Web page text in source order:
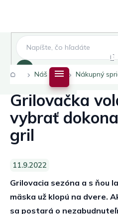
Domov
Náš blog Nákupný
Grilovačka
vybrať
gril
11.9.2022
Grilovacia sezóna a s ňou
mäska už klopú na dvere.
sa postará o